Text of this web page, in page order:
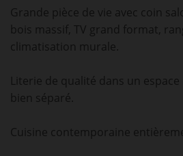
Grande pièce de vie avec coin
bois massif, TV grand format,
climatisation murale.
Literie de qualité dans un
bien séparé.
Cuisine contemporaine